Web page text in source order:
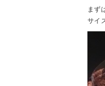
まず
サイ